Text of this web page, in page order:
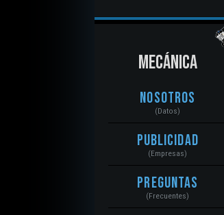
MECÁNICA
Nosotros
(Datos)
Publicidad
(Empresas)
Preguntas
(Frecuentes)